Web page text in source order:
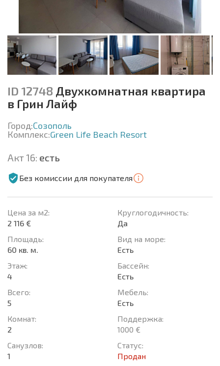
ID 12748 Двухкомнатная квартира
в Грин Лайф
Город:Созополь
Комплекс:Green Life Beach Resort
Акт 16: есть
Без комиссии для покупателя
Цена за м2:
2 116 €
Площадь:
60 кв. м.
Этаж:
4
Всего:
5
Комнат:
2
Санузлов:
1
Круглогодичность:
Да
Вид на море:
Есть
Басcейн:
Есть
Мебель:
Есть
Поддержка:
1000 €
Статус:
Продан